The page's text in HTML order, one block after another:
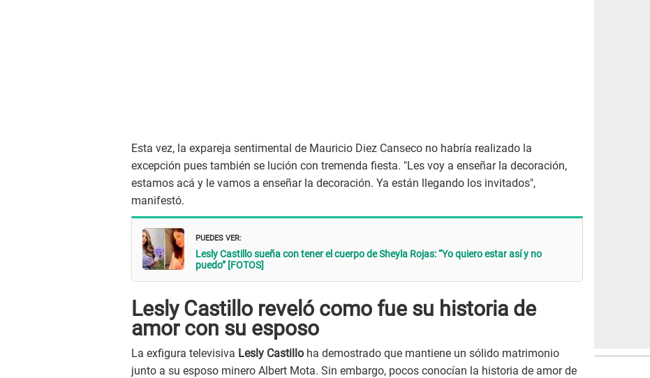
Esta vez, la expareja sentimental de Mauricio Diez Canseco no habría realizado la
excepción pues también se lución con tremenda fiesta. "Les voy a enseñar la decoración,
estamos acá y le vamos a enseñar la decoración. Ya están llegando los invitados",
manifestó.
PUEDES VER:
Lesly Castillo sueña con tener el cuerpo de Sheyla Rojas: “Yo quiero estar así y no
puedo” [FOTOS]
Lesly Castillo reveló como fue su historia de
amor con su esposo
La exfigura televisiva Lesly Castillo ha demostrado que mantiene un sólido matrimonio
junto a su esposo minero Albert Mota. Sin embargo, pocos conocían la historia de amor de